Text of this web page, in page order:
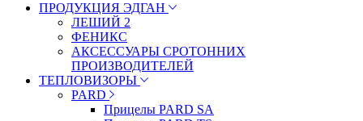
ПРОДУКЦИЯ ЭДГАН
ЛЕШИЙ 2
ФЕНИКС
АКСЕССУАРЫ СРОТОННИХ
ПРОИЗВОДИТЕЛЕЙ
ТЕПЛОВИЗОРЫ
PARD
Прицелы PARD SA